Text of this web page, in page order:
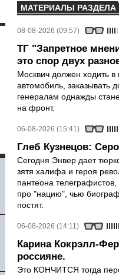
МАТЕРИАЛЫ РАЗДЕЛА
08-08-2026 (09:57)
ТГ "Запретное
это спор двух
Москвич должен ходить в
автомобиль, заказывать
генералам однажды
на фронт.
06-08-2026 (15:41)
Глеб Кузнецов:
Сегодня Энвер дает
зятя халифа и героя
пантеона
про "нацию", чью
постят.
06-08-2026 (14:11)
Карина Кокрэлл-
россияне.
Это КОНЧИТСЯ тогда